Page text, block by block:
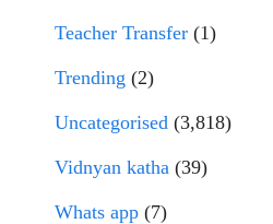
Teacher Transfer (1)
Trending (2)
Uncategorised (3,818)
Vidnyan katha (39)
Whats app (7)